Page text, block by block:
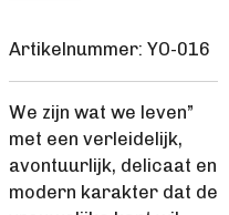
Artikelnummer: YO-016
We zijn wat we leven”
met een verleidelijk,
avontuurlijk, delicaat en
modern karakter dat de